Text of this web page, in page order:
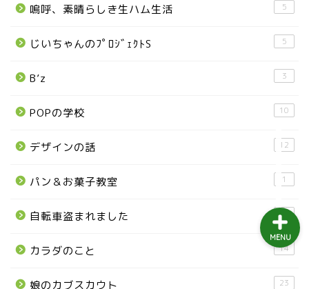
嗚呼、素晴らしき生ハム生活 5
じいちゃんのﾌﾟﾛｼﾞｪｸﾄS 5
B’z 3
POPの学校 10
デザインの話 12
パン＆お菓子教室 1
自転車盗まれました 4
カラダのこと 14
娘のカブスカウト 23
MENU